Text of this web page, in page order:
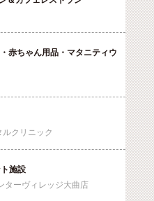
赤ちゃん用品・マタニティウ
クリニック
施設
ターヴィレッジ大曲店